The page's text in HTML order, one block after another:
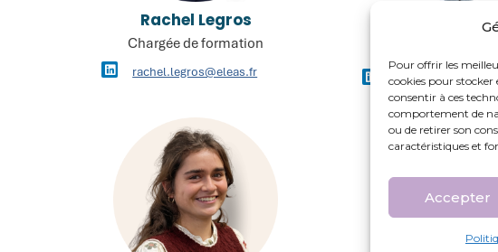
Pour offrir les
cookies pour stocker
consentir à ces
comportement de
ou de retirer son
caractéristiques et
Accepter
Rachel Legros
Chargée de formation
rachel.legros@eleas.fr
Jean-Pierre